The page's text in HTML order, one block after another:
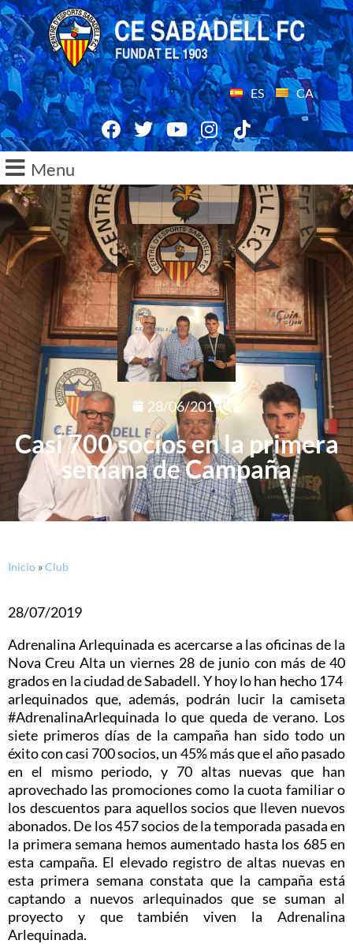
ES CA
Menu
28/06/2019
Casi 700 socios en la primera
semana de Campaña
Inicio »Club
28/07/2019
Adrenalina Arlequinada es acercarse a las oficinas de la
Nova Creu Alta un viernes 28 de junio con más de 40
grados en la ciudad de Sabadell. Y hoy lo han hecho 174
arlequinados que, además, podrán lucir la camiseta
#AdrenalinaArlequinada lo que queda de verano. Los
siete primeros días de la campaña han sido todo un
éxito con casi 700 socios, un 45% más que el año pasado
en el mismo periodo, y 70 altas nuevas que han
aprovechado las promociones como la cuota familiar o
los descuentos para aquellos socios que lleven nuevos
abonados. De los 457 socios de la temporada pasada en
la primera semana hemos aumentado hasta los 685 en
esta campaña. El elevado registro de altas nuevas en
esta primera semana constata que la campaña está
captando a nuevos arlequinados que se suman al
proyecto y que también viven la Adrenalina
Arlequinada.